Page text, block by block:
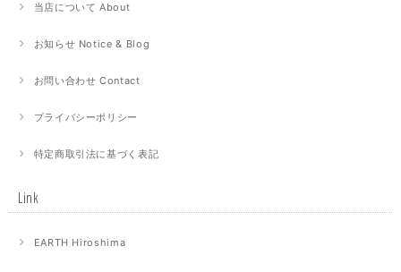
当店について About
お知らせ Notice & Blog
お問い合わせ Contact
プライバシーポリシー
特定商取引法に基づく表記
Link
EARTH Hiroshima